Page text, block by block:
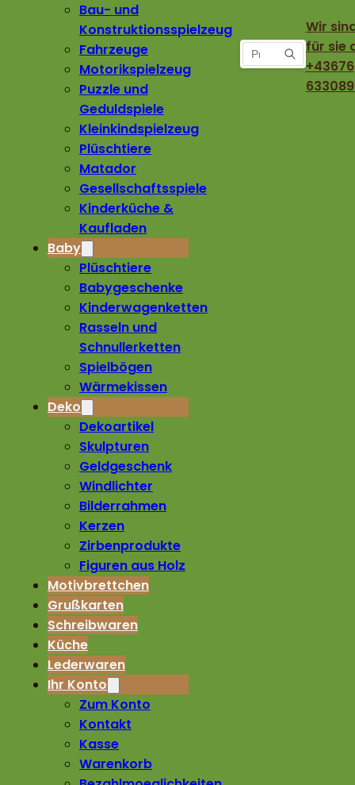
Bau- und
Konstruktionsspielzeug
Fahrzeuge
Motorikspielzeug
Puzzle und
Geduldspiele
Kleinkindspielzeug
Plüschtiere
Matador
Gesellschaftsspiele
Kinderküche &
Kaufladen
Baby
Plüschtiere
Babygeschenke
Kinderwagenketten
Rasseln und
Schnullerketten
Spielbögen
Wärmekissen
Deko
Dekoartikel
Skulpturen
Geldgeschenk
Windlichter
Bilderrahmen
Kerzen
Zirbenprodukte
Figuren aus Holz
Motivbrettchen
Grußkarten
Schreibwaren
Küche
Lederwaren
Ihr Konto
Zum Konto
Kontakt
Kasse
Warenkorb
Wir
für sie
+43676